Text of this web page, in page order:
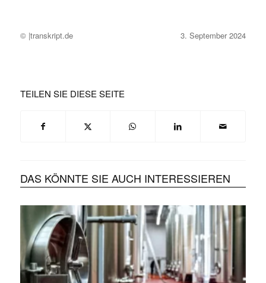
© |transkript.de 3. September 2024
TEILEN SIE DIESE SEITE
DAS KÖNNTE SIE AUCH INTERESSIEREN